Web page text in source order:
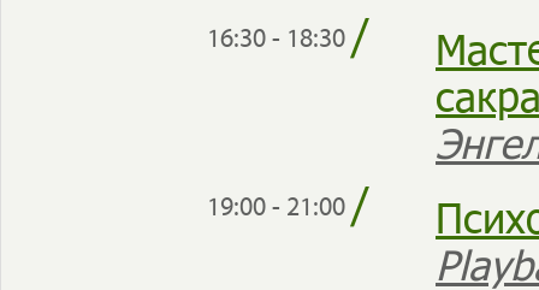
16:30 - 18:30/
19:00 - 21:00/